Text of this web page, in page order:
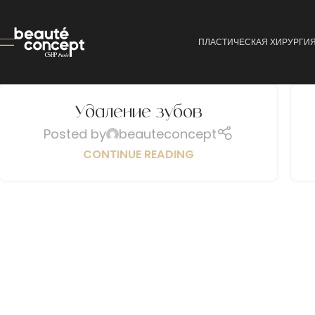
ПЛАСТИЧЕСКАЯ ХИРУРГИЯ
Удаление зубов
Posted by beauteconcept
CONTINUE READING